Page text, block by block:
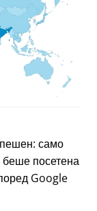
само
беше посетена
Google